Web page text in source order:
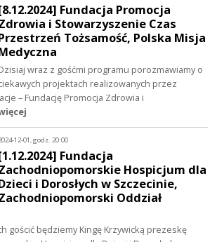
Fundacja Promocja
i Stowarzyszenie Czas
Tożsamość, Polska Misja
wraz z gośćmi programu porozmawiamy o
projektach realizowanych przez
– Fundację Promocja Zdrowia i
12-01, godz. 20:00
Fundacja
Hospicjum dla
i Dorosłych w Szczecinie,
Oddział
gościć będziemy Kingę Krzywicką prezeskę